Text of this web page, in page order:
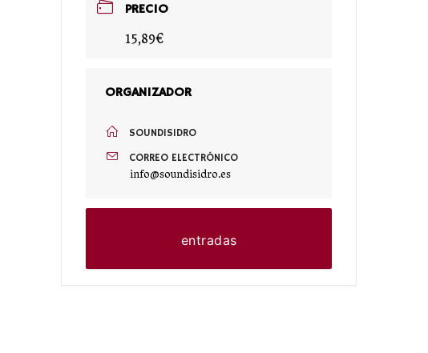
PRECIO
15,89€
ORGANIZADOR
SOUNDISIDRO
CORREO ELECTRÓNICO
info@soundisidro.es
entradas